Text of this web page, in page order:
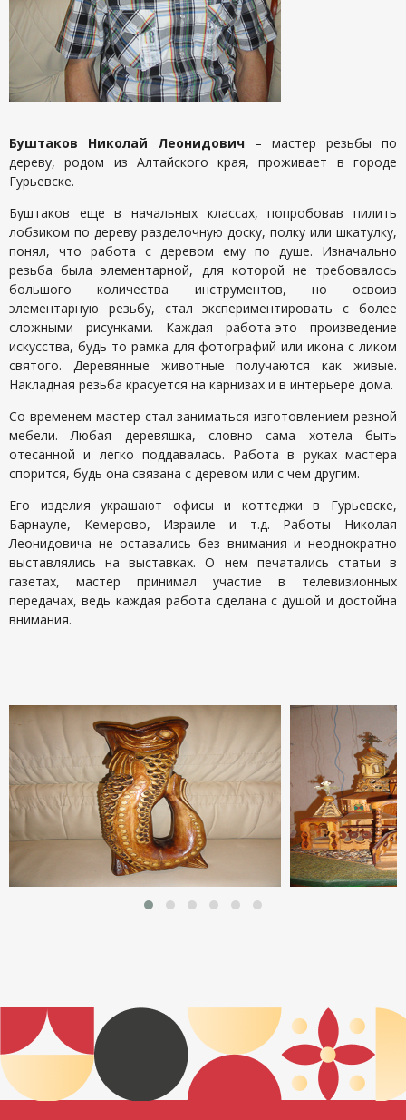
Буштаков Николай Леонидович – мастер резьбы по
дереву, родом из Алтайского края, проживает в городе
Гурьевске.
Буштаков еще в начальных классах, попробовав пилить
лобзиком по дереву разделочную доску, полку или шкатулку,
понял, что работа с деревом ему по душе. Изначально
резьба была элементарной, для которой не требовалось
большого количества инструментов, но освоив
элементарную резьбу, стал экспериментировать с более
сложными рисунками. Каждая работа-это произведение
искусства, будь то рамка для фотографий или икона с ликом
святого. Деревянные животные получаются как живые.
Накладная резьба красуется на карнизах и в интерьере дома.
Со временем мастер стал заниматься изготовлением резной
мебели. Любая деревяшка, словно сама хотела быть
отесанной и легко поддавалась. Работа в руках мастера
спорится, будь она связана с деревом или с чем другим.
Его изделия украшают офисы и коттеджи в Гурьевске,
Барнауле, Кемерово, Израиле и т.д. Работы Николая
Леонидовича не оставались без внимания и неоднократно
выставлялись на выставках. О нем печатались статьи в
газетах, мастер принимал участие в телевизионных
передачах, ведь каждая работа сделана с душой и достойна
внимания.